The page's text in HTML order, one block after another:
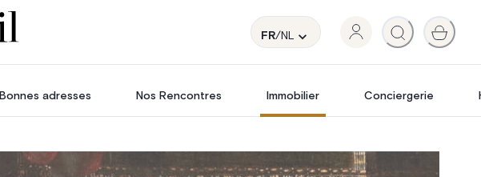
FR/NL
Bonnes adresses Nos Rencontres Immobilier Conciergerie